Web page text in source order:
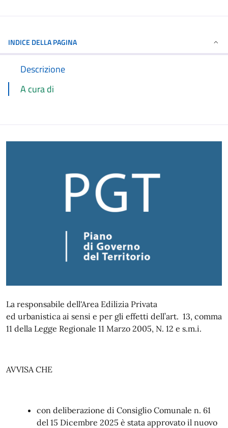
INDICE DELLA PAGINA
Descrizione
A cura di
La responsabile dell'Area Edilizia Privata
ed urbanistica ai sensi e per gli effetti dell’art. 13, comma
11 della Legge Regionale 11 Marzo 2005, N. 12 e s.m.i.
AVVISA CHE
con deliberazione di Consiglio Comunale n. 61
del 15 Dicembre 2025 è stata approvato il nuovo